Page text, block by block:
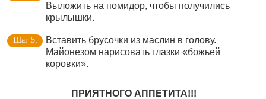
Выложить на помидор, чтобы получились
крылышки.
Вставить брусочки из маслин в голову.
Майонезом нарисовать глазки «божьей
коровки».
ПРИЯТНОГО АППЕТИТА!!!